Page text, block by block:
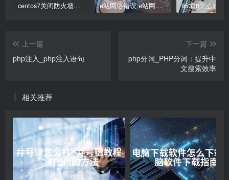
centos7关闭防火墙命令(Centos7防火墙关闭步骤解析) e站网络错误;e站网络错误怎么解决手机
上一篇
php注入_php注入语句
下一篇
php分词_PHP分词：提升中
文搜索效率
相关推荐